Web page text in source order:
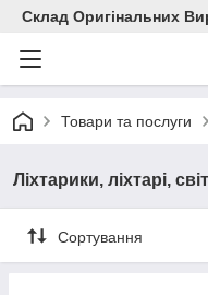
Склад Оригінальних
Товари та послуги
Ліхтарики, ліхтарі,
Сортування